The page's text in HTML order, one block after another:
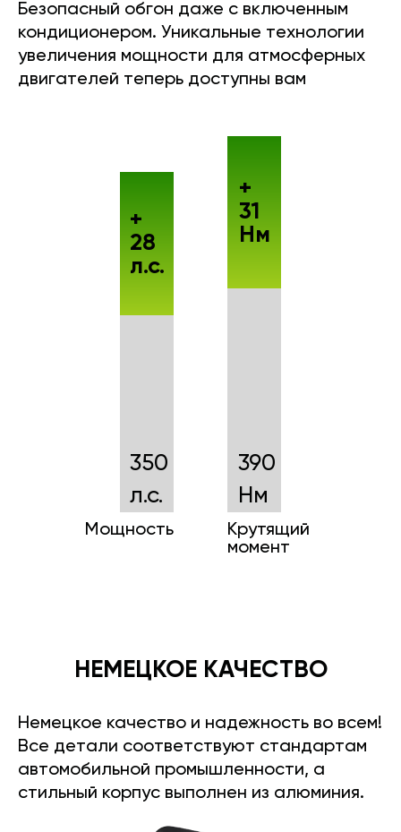
Безопасный обгон даже с включенным
кондиционером. Уникальные технологии
увеличения мощности для атмосферных
двигателей теперь доступны вам
350
л.с.
Мощность
+
28
л.с.
390
Нм
Крутящий
момент
+
31
Нм
НЕМЕЦКОЕ КАЧЕСТВО
Немецкое качество и надежность во всем!
Все детали соответствуют стандартам
автомобильной промышленности, а
стильный корпус выполнен из алюминия.